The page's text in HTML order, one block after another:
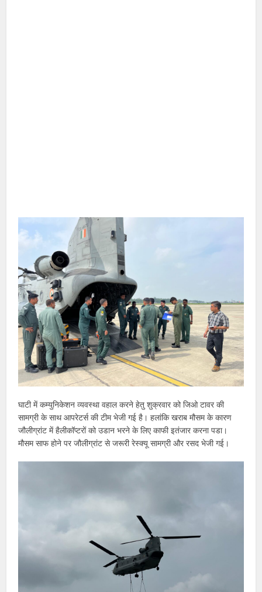
घाटी में कम्युनिकेशन व्यवस्था वहाल करने हेतु शुक्रवार को जिओ टावर की
सामग्री के साथ आपरेटर्स की टीम भेजी गई है। हलांकि खराब मौसम के कारण
जौलीग्रांट में हैलीकॉप्टरों को उडान भरने के लिए काफी इतंजार करना पडा।
मौसम साफ होने पर जौलीग्रांट से जरूरी रेस्क्यू सामग्री और रसद भेजी गई।